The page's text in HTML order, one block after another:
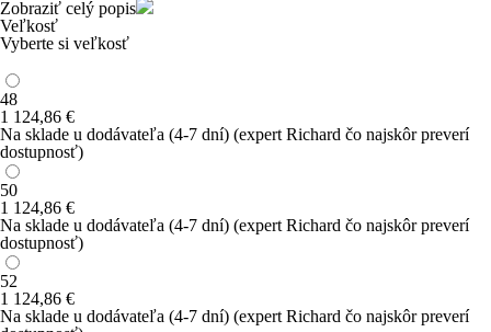
Zobraziť celý popis
Veľkosť
Vyberte si veľkosť
48
1 124,86 €
Na sklade u dodávateľa (4-7 dní) (expert Richard čo najskôr preverí
dostupnosť)
50
1 124,86 €
Na sklade u dodávateľa (4-7 dní) (expert Richard čo najskôr preverí
dostupnosť)
52
1 124,86 €
Na sklade u dodávateľa (4-7 dní) (expert Richard čo najskôr preverí